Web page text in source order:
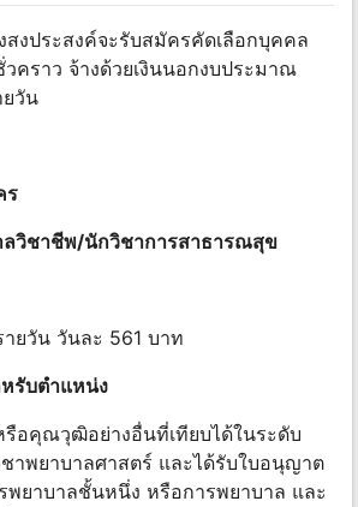
สงประสงค์จะรับสมัครคัดเลือกบุคคล
วคราว จ้างด้วยเงินนอกงบประมาณ
ยวัน
ร
ลวิชาชีพ/นักวิชาการสาธารณสุข
ยวัน วันละ 561 บาท
รับตําแหน่ง
อคุณวุฒิอย่างอื่นที่เทียบได้ในระดับ
าพยาบาลศาสตร์ และได้รับใบอนุญาต
พยาบาลชั้นหนึ่ง หรือการพยาบาล และ